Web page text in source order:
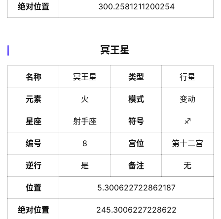
A
服
员
绝对位置 300.2581211200254
冥王星
名称 冥王星 类型 行星
元素 火 模式 变动
星座 射手座 符号 ♐️
编号 8 宫位 第十二宫
逆行 是 备注 无
位置 5.300622722862187
绝对位置 245.3006227228622